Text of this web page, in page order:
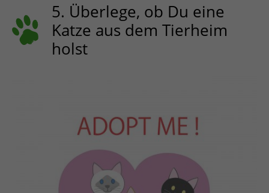
5. Überlege, ob Du eine
Katze aus dem Tierheim
holst